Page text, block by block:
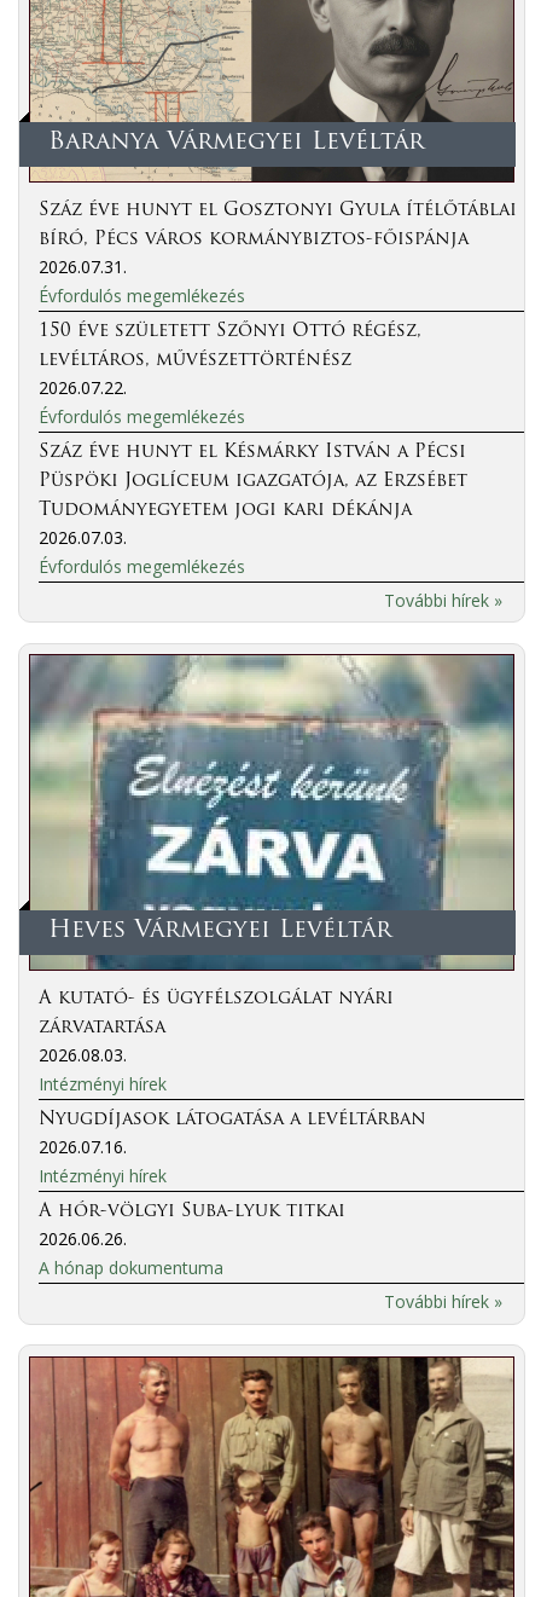
Baranya Vármegyei Levéltár
Száz éve hunyt el Gosztonyi Gyula ítélőtáblai
bíró, Pécs város kormánybiztos-főispánja
2026.07.31.
Évfordulós megemlékezés
150 éve született Szőnyi Ottó régész,
levéltáros, művészettörténész
2026.07.22.
Évfordulós megemlékezés
Száz éve hunyt el Késmárky István a Pécsi
Püspöki Joglíceum igazgatója, az Erzsébet
Tudományegyetem jogi kari dékánja
2026.07.03.
Évfordulós megemlékezés
További hírek »
Heves Vármegyei Levéltár
A kutató- és ügyfélszolgálat nyári
zárvatartása
2026.08.03.
Intézményi hírek
Nyugdíjasok látogatása a levéltárban
2026.07.16.
Intézményi hírek
A hór-völgyi Suba-lyuk titkai
2026.06.26.
A hónap dokumentuma
További hírek »